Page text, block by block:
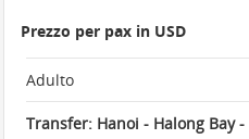
Prezzo per pax in USD
Adulto
Transfer: Hanoi - Halong Bay -